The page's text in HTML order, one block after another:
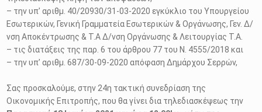
– την υπ’ αριθμ. 40/20930/31-03-2020 εγκύκλιο του Υπουργείου
Εσωτερικών, Γενική Γραμματεία Εσωτερικών & Οργάνωσης, Γεν. Δ/
νση Αποκέντρωσης & Τ.Α Δ/νση Οργάνωσης & Λειτουργίας Τ.Α.
– τις διατάξεις της παρ. 6 του άρθρου 77 του Ν. 4555/2018 και
– την υπ’ αριθμ. 687/30-09-2020 απόφαση Δημάρχου Σερρών,
Σας προσκαλούμε, στην 24η τακτική συνεδρίαση της
Οικονομικής Επιτροπής, που θα γίνει δια τηλεδιασκέψεως την